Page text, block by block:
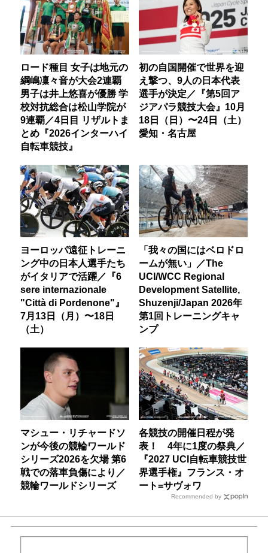
ロード種目 女子は地元の
綱嶋凜々音が大会2連覇
男子は井上悠喜が優勝 学
校対抗総合は松山学院が
9連覇／4日目 リザルトま
とめ『2026インターハイ
自転車競技』
初の自国開催で世界を迎
え撃つ、9人の日本代表
選手が決定／『第5回ア
ジアパラ競技大会』10月
18日（日）〜24日（土）
愛知・名古屋
ヨーロッパ遠征トレーニ
ング中の日本人選手たち
がイタリアで活躍／『6
sere internazionale
"Città di Pordenone"』
7月13日（月）〜18日
（土）
「我々の国にはベロドロ
ームが無い」／The
UCI/WCC Regional
Development Satellite,
Shuzenji/Japan 2026年
第1回トレーニングキャ
ンプ
マシュー・リチャードソ
ンが今後の競輪ワールド
シリーズ2026を欠場 第6
戦での落車負傷により／
競輪ワールドシリーズ
各競技の開催日程が発
表！ 4年に1度の祭典／
『2027 UCI自転車競技世
界選手権』フランス・オ
ート=サヴォワ
Recommended by